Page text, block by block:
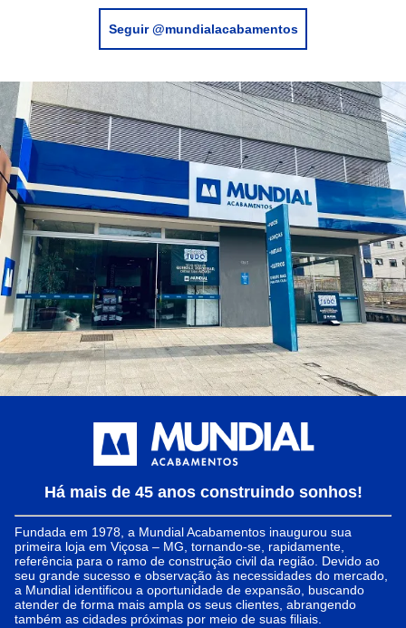
Seguir @mundialacabamentos
Há mais de 45 anos construindo sonhos!
Fundada em 1978, a Mundial Acabamentos inaugurou sua
primeira loja em Viçosa – MG, tornando-se, rapidamente,
referência para o ramo de construção civil da região. Devido ao
seu grande sucesso e observação às necessidades do mercado,
a Mundial identificou a oportunidade de expansão, buscando
atender de forma mais ampla os seus clientes, abrangendo
também as cidades próximas por meio de suas filiais.